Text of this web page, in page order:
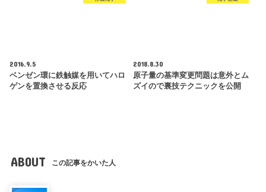
2016.9.5
ベンゼン環に鉄触媒を用いてハロ
ゲンを置換させる反応
2018.8.30
原子量の基準変更問題は意外とム
ズイので裏技テクニックを公開
ABOUT この記事をかいた人